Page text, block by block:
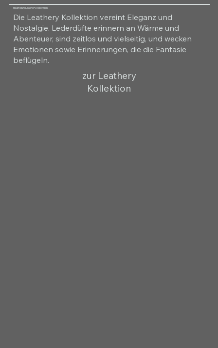
Raumduft Leathery Kollektion
Die Leathery Kollektion vereint Eleganz und
Nostalgie. Lederdüfte erinnern an Wärme und
Abenteuer, sind zeitlos und vielseitig, und wecken
Emotionen sowie Erinnerungen, die die Fantasie
beflügeln.
zur Leathery
Kollektion